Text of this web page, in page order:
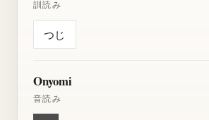
訓読み
つじ
Onyomi
音読み